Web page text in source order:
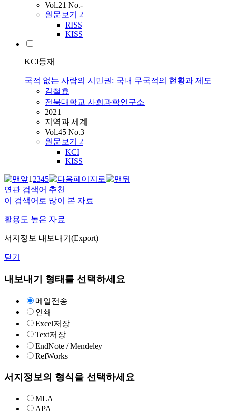
Vol.21 No.-
원문보기 2
RISS
KISS
KCI등재
국적 없는 사람의 시민권: 국내 무국적의 현황과 제도
김철효
전북대학교 사회과학연구소
2021
지역과 세계
Vol.45 No.3
원문보기 2
KCI
KISS
12345
연관 검색어 추천
이 검색어로 많이 본 자료
활용도 높은 자료
서지정보 내보내기(Export)
닫기
내보내기 형태를 선택하세요
메일전송
인쇄
Excel저장
Text저장
EndNote / Mendeley
RefWorks
서지정보의 형식을 선택하세요
MLA
APA